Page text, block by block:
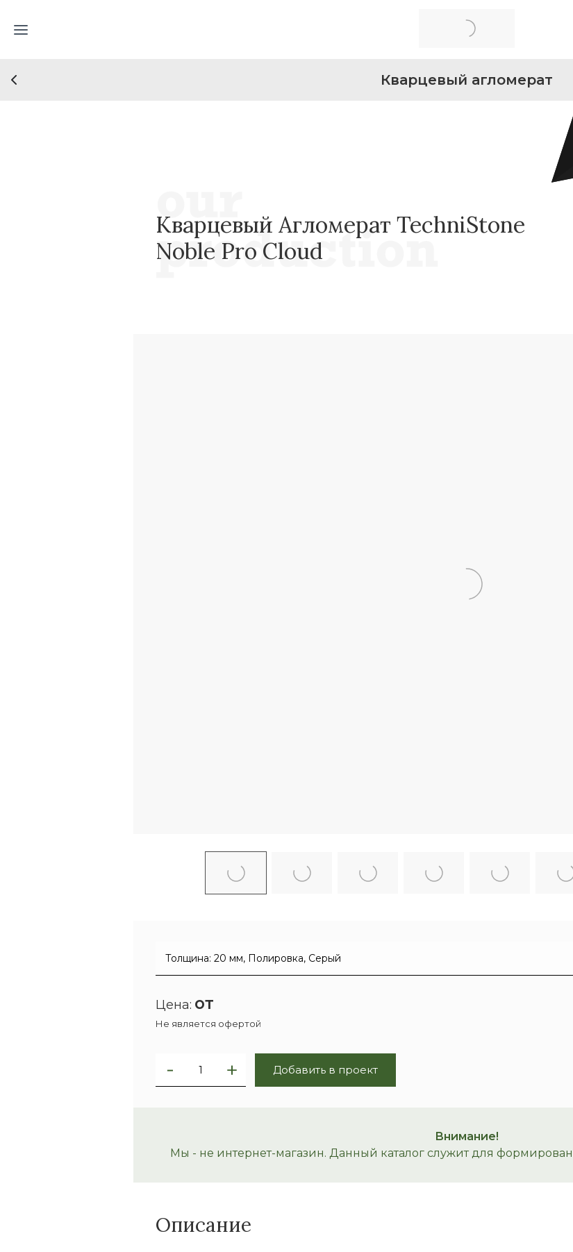
Кварцевый агломерат
Кварцевый Агломерат TechniStone
Noble Pro Cloud
Цена: от
Не является офертой
Добавить в проект
Внимание!
Мы - не интернет-магазин. Данный каталог служит для
Описание